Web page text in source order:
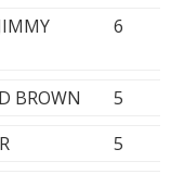
6
BROWN
5
5